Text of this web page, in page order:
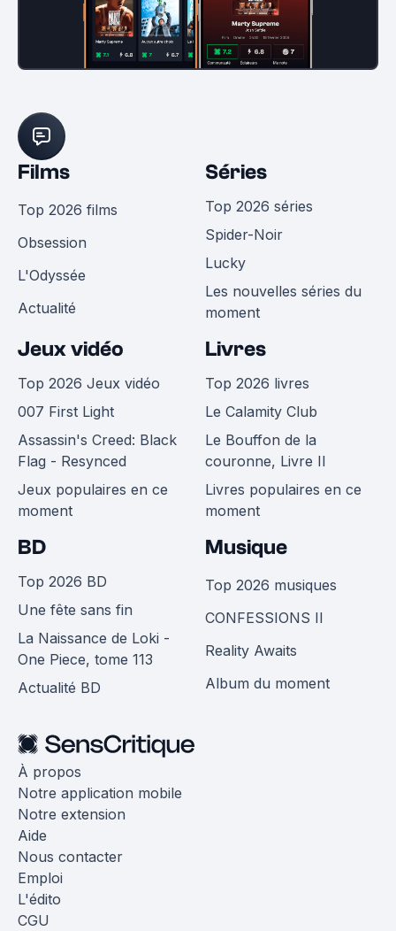
Films
Top 2026 films
Obsession
L'Odyssée
Actualité
Séries
Top 2026 séries
Spider-Noir
Lucky
Les nouvelles séries du
moment
Jeux vidéo
Top 2026 Jeux vidéo
007 First Light
Assassin's Creed: Black
Flag - Resynced
Jeux populaires en ce
moment
Livres
Top 2026 livres
Le Calamity Club
Le Bouffon de la
couronne, Livre II
Livres populaires en ce
moment
BD
Top 2026 BD
Une fête sans fin
La Naissance de Loki -
One Piece, tome 113
Actualité BD
Musique
Top 2026 musiques
CONFESSIONS II
Reality Awaits
Album du moment
À propos
Notre application mobile
Notre extension
Aide
Nous contacter
Emploi
L'édito
CGU